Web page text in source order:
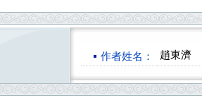
作者姓名： 趙東濟